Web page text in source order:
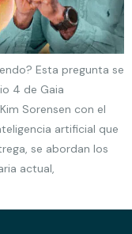
Esta pregunta se
4 de Gaia
Sorensen con el
artificial que
se abordan los
actual,